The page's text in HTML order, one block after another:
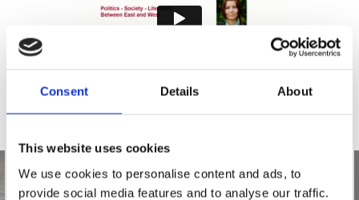
Consent Details About
This website uses cookies
We use cookies to personalise content and ads, to
provide social media features and to analyse our traffic.